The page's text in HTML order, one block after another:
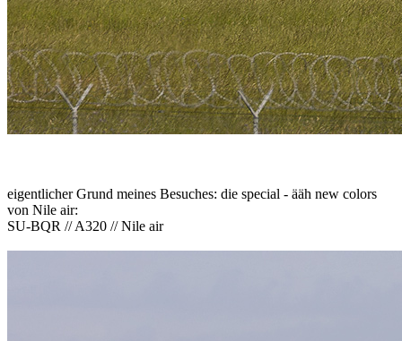
eigentlicher Grund meines Besuches: die special - ääh new colors
von Nile air:
SU-BQR // A320 // Nile air